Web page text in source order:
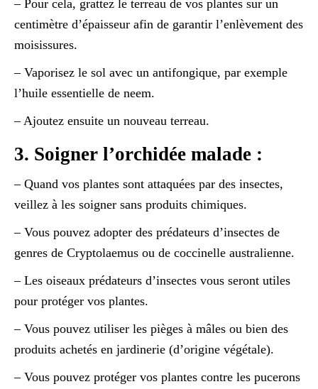
– Pour cela, grattez le terreau de vos plantes sur un
centimètre d’épaisseur afin de garantir l’enlèvement des
moisissures.
– Vaporisez le sol avec un antifongique, par exemple
l’huile essentielle de neem.
– Ajoutez ensuite un nouveau terreau.
3. Soigner l’orchidée malade :
– Quand vos plantes sont attaquées par des insectes,
veillez à les soigner sans produits chimiques.
– Vous pouvez adopter des prédateurs d’insectes de
genres de Cryptolaemus ou de coccinelle australienne.
– Les oiseaux prédateurs d’insectes vous seront utiles
pour protéger vos plantes.
– Vous pouvez utiliser les pièges à mâles ou bien des
produits achetés en jardinerie (d’origine végétale).
– Vous pouvez protéger vos plantes contre les pucerons